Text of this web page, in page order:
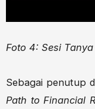
Foto 4: Sesi
Sebagai penutup
Path to Financial